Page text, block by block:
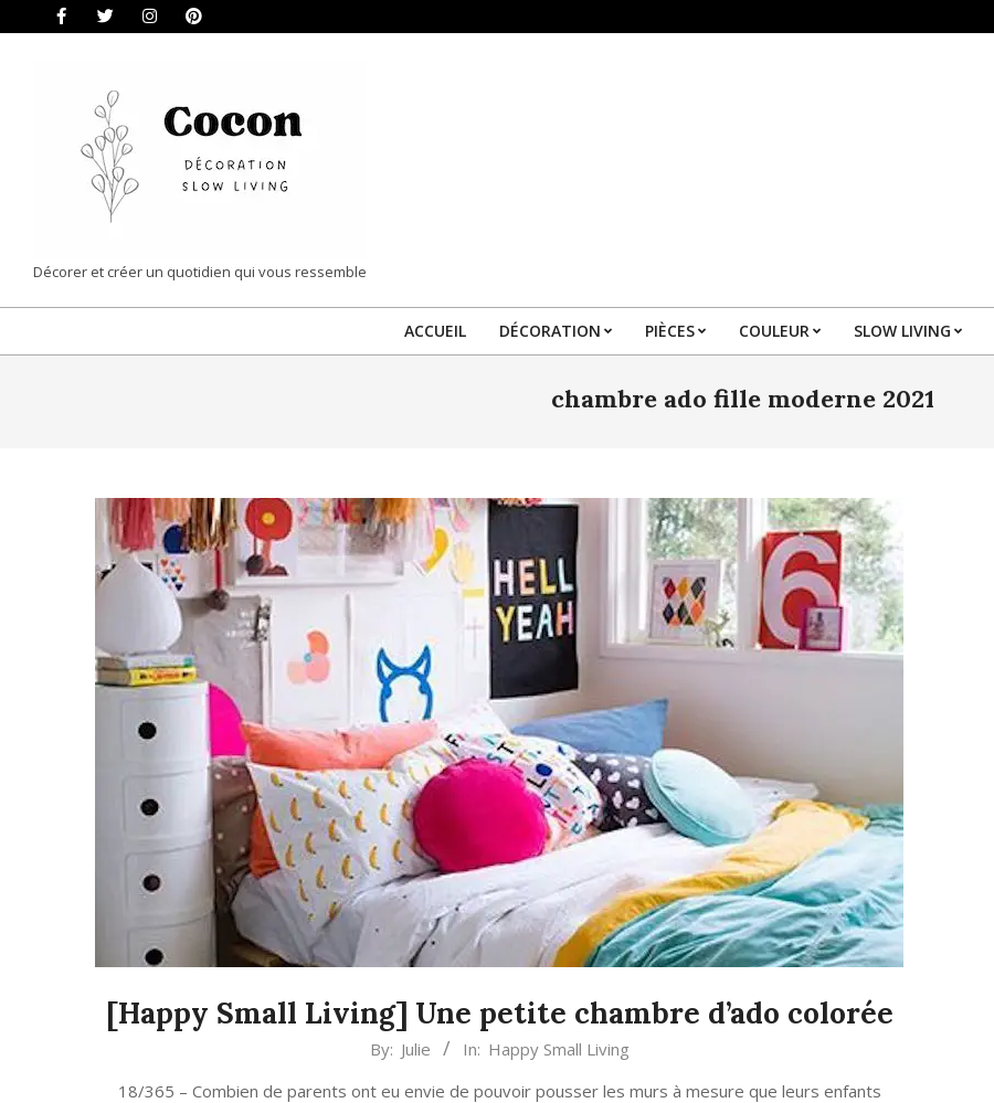
COCON
|
DÉCORATION
Décorer et créer un quotidien qui vous ressemble
Primary
Menu
ACCUEIL DÉCORATION PIÈCES COULEUR SLOW LIVING
chambre ado fille moderne 2021
[Happy Small Living] Une petite chambre d’ado colorée
By: Julie In: Happy Small Living
18/365 – Combien de parents ont eu envie de pouvoir pousser les murs à mesure que leurs enfants